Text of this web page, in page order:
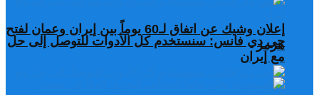
جي دي فانس: سنستخدم كل الأدوات للتوصل إلى حل
مع إيران
إعلان وشيك عن اتفاق لـ60 يوماً بين إيران وعمان لفتح
هرمز